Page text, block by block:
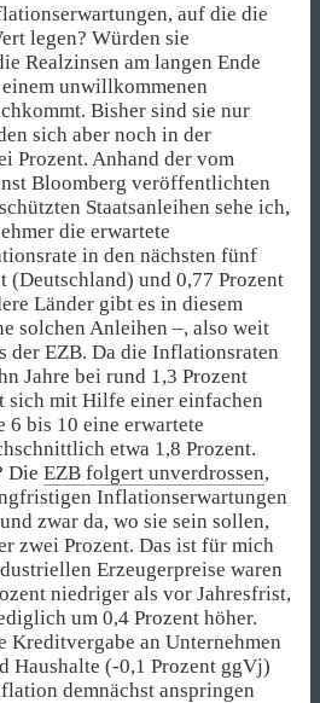
auf die die
legen? Würden sie
Realzinsen am langen Ende
unwillkommenen
Bisher sind sie nur
sich aber noch in der
Prozent. Anhand der vom
Bloomberg veröffentlichten
Staatsanleihen sehe ich,
die erwartete
in den nächsten fünf
(Deutschland) und 0,77 Prozent
Länder gibt es in diesem
solchen Anleihen –, also weit
der EZB. Da die Inflationsraten
Jahre bei rund 1,3 Prozent
sich mit Hilfe einer einfachen
6 bis 10 eine erwartete
etwa 1,8 Prozent.
Die EZB folgert unverdrossen,
Inflationserwartungen
zwar da, wo sie sein sollen,
zwei Prozent. Das ist für mich
Erzeugerpreise waren
niedriger als vor Jahresfrist,
um 0,4 Prozent höher.
Kreditvergabe an Unternehmen
Haushalte (-0,1 Prozent ggVj)
demnächst anspringen